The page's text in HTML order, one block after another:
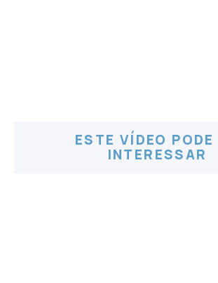
ESTE VÍDEO PODE
INTERESSAR